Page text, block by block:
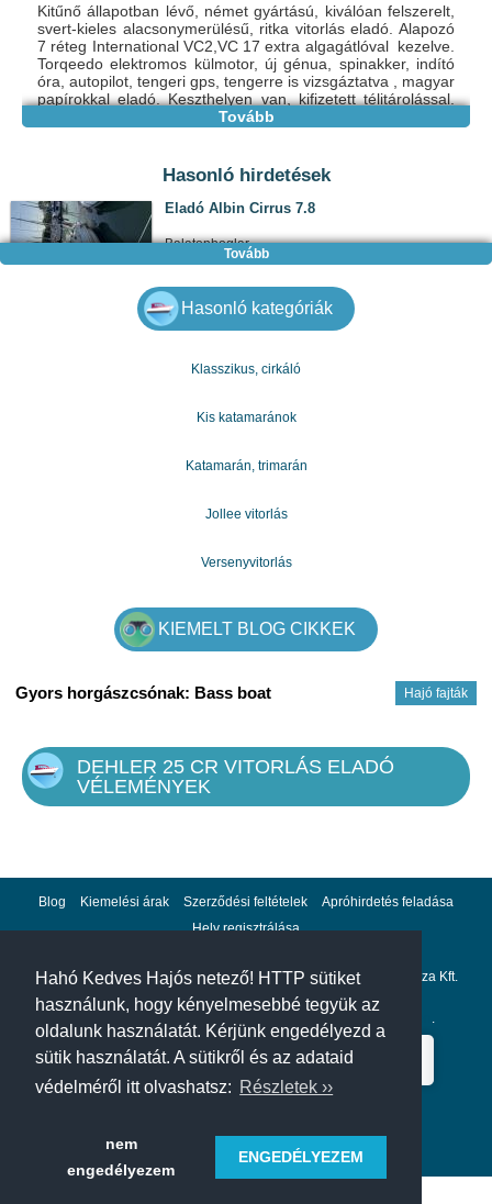
Hahó Kedves Hajós netező! HTTP sütiket
használunk, hogy kényelmesebbé tegyük az
oldalunk használatát. Kérjünk engedélyezd a
sütik használatát. A sütikről és az adataid
védelméről itt olvashatsz: Részletek ››
nem
engedélyezem
ENGEDÉLYEZEM
Kitűnő állapotban lévő, német gyártású, kiválóan felszerelt,
svert-kieles alacsonymerülésű, ritka vitorlás eladó. Alapozó
7 réteg International VC2,VC 17 extra algagátlóval kezelve.
Torqeedo elektromos külmotor, új génua, spinakker, indító
óra, autopilot, tengeri gps, tengerre is vizsgáztatva , magyar
papírokkal eladó. Keszthelyen van, kifizetett télitárolással.
Sójakocsi egyedi gyártású. Az ár nem alkuképes!!
Tovább
Hasonló hirdetések
Eladó Albin Cirrus 7.8
Balatonboglar
5 600 000 Ft
További ajánlatok
Tovább
Hasonló kategóriák
Klasszikus, cirkáló
Kis katamaránok
Katamarán, trimarán
Jollee vitorlás
Versenyvitorlás
KIEMELT BLOG CIKKEK
Hajó fajták
Gyors horgászcsónak: Bass boat
DEHLER 25 CR VITORLÁS ELADÓ
VÉLEMÉNYEK
Blog Kiemelési árak Szerződési feltételek
Apróhirdetés feladása
Hely regisztrálása
Adatvédelem Impresszum A hahohajo.hu kiadója a GlobalPlaza Kft.
A hahohajo.hu online bankkártyás fizetési partnere az